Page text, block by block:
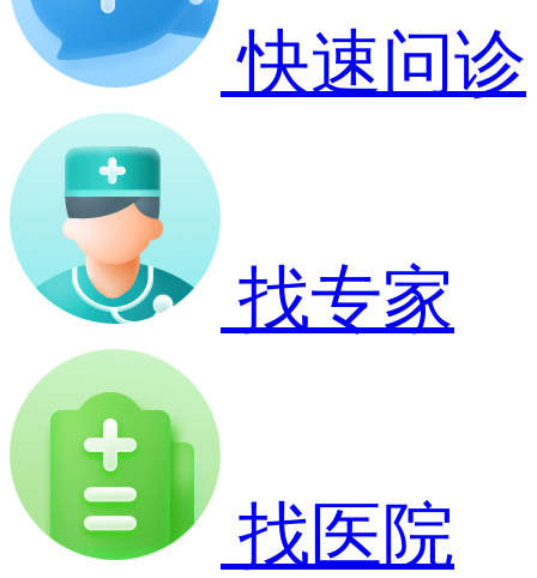
快速问诊
找专家
找医院